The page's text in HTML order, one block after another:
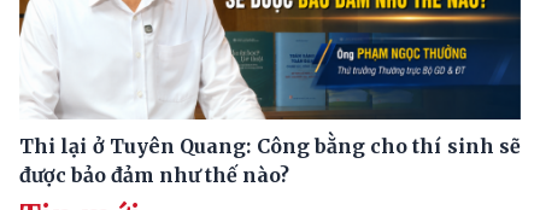
Thi lại ở Tuyên Quang: Công bằng cho thí sinh sẽ
được bảo đảm như thế nào?